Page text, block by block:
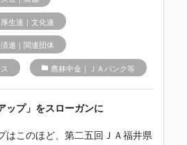
生連｜文化連
連｜関連団体
folder 農林中金｜ＪＡバンク等
ップ」をスローガンに
このほど、第二五回ＪＡ福井県